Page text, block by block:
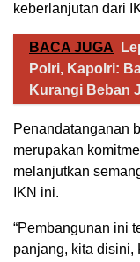
keberlanjutan dari
BACA JUGA
Polri, Kapolri:
Kurangi Beban
Penandatanganan
merupakan
melanjutkan
IKN ini.
“Pembangunan ini
panjang, kita disini,